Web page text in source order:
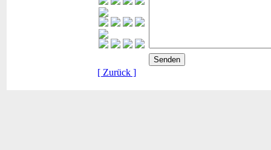
[ Zurück ]